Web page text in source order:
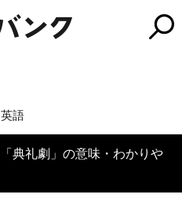
英語
「典礼劇」の意味・わかりや